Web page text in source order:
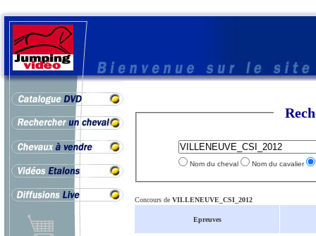
Nom du cheval Nom du cavalier
Concours de VILLENEUVE_CSI_2012
Epreuves